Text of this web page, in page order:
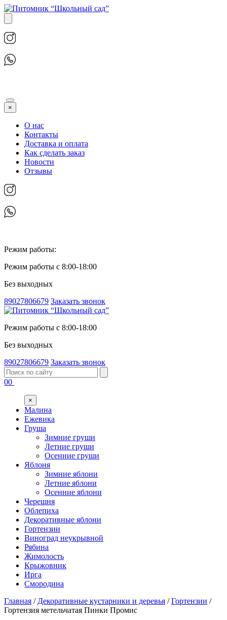
×
О нас
Контакты
Доставка и оплата
Как сделать заказ
Новости
Отзывы
Режим работы:
Режим работы с 8:00-18:00
Без выходных
89027806679 Заказать звонок
Режим работы с 8:00-18:00
Без выходных
89027806679 Заказать звонок
00
×
Малина
Ежевика
Груша
Зимние груши
Летние груши
Осенние груши
Яблоня
Зимние яблони
Летние яблони
Осенние яблони
Черешня
Облепиха
Декоративные яблони
Гортензии
Виноград неукрывной
Рябина
Жимолость
Крыжовник
Ирга
Смородина
Главная / Декоративные кустарники и деревья /Гортензии /
Гортензия метельчатая Пинки Промис